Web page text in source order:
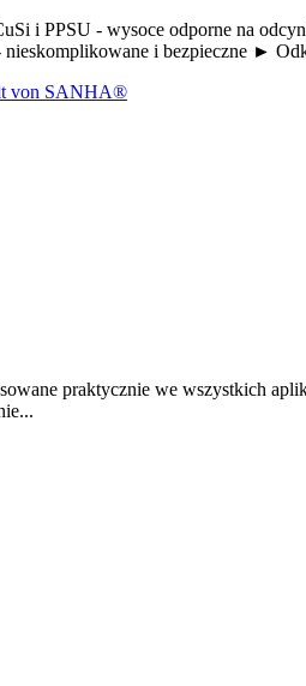
i PPSU - wysoce odporne na
i bezpieczne ►
praktycznie we wszystkich